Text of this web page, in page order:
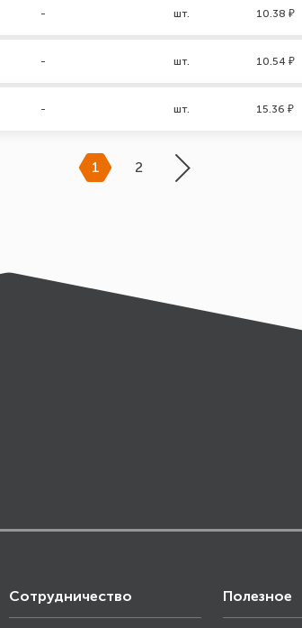
- шт. 10.38 ₽
- шт. 10.54 ₽
- шт. 15.36 ₽
1 2
Сотрудничество Полезное